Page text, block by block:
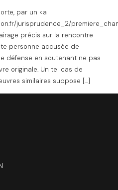
par un <a
jurisprudence_2/
précis sur la rencontre
personne accusée de
défense en soutenant ne pas
originale. Un tel cas de
similaires suppose […]